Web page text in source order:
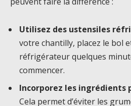
Utilisez des ustensiles
votre chantilly, placez le bol
réfrigérateur quelques
commencer.
Incorporez les ingrédients
Cela permet d’éviter les